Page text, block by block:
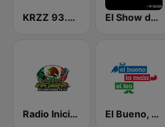
KRZZ 93.3 La Raza FM El Show de Piolín
Radio Iniciador El Bueno, La Mala y El Feo